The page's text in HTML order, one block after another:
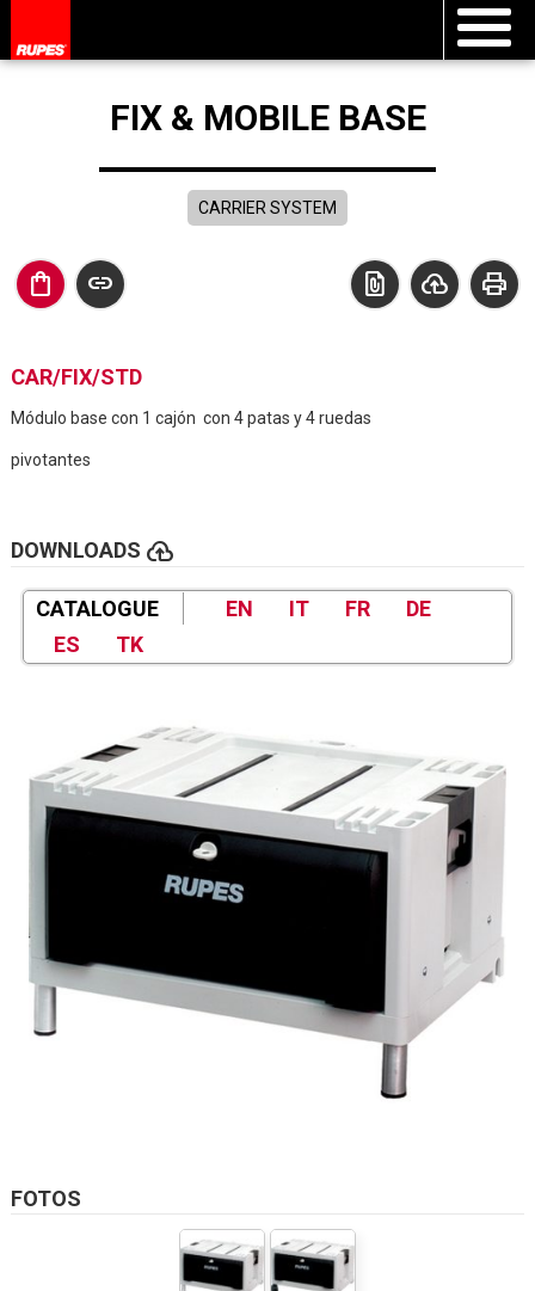
FIX & MOBILE BASE
CARRIER SYSTEM
shopping_bag link print
cloud_upload
file_present
CAR/FIX/STD
Módulo base con 1 cajón con 4 patas y 4 ruedas
pivotantes
DOWNLOADS cloud_upload
CATALOGUE EN IT FR
DE
ES
TK
FOTOS